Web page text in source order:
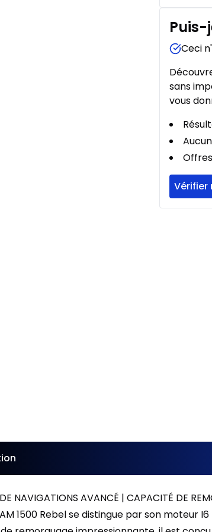
Puis-
Ceci
sans
vous
NAVIGATIONS AVANCÉ | CAPACITÉ DE
1500 Rebel se distingue par son